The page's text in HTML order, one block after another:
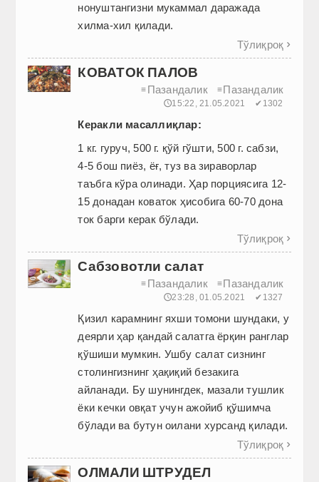
нонуштангизни мукаммал даражада
хилма-хил қилади.
Тўлиқроқ 
КОВАТОК ПАЛОВ
≡ Пазандалик ≡Пазандалик
🕔15:22, 21.05.2021 ✔1302
Керакли масаллиқлар:
1 кг. гуруч, 500 г. қўй гўшти, 500 г. сабзи,
4-5 бош пиёз, ёғ, туз ва зираворлар
таъбга кўра олинади. Ҳар порциясига 12-
15 донадан коваток ҳисобига 60-70 дона
ток барги керак бўлади.
Тўлиқроқ 
Сабзовотли салат
≡ Пазандалик ≡Пазандалик
🕔23:28, 01.05.2021 ✔1327
Қизил карамнинг яхши томони шундаки, у
деярли ҳар қандай салатга ёрқин ранглар
қўшиши мумкин. Ушбу салат сизнинг
столингизнинг ҳақиқий безакига
айланади. Бу шунингдек, мазали тушлик
ёки кечки овқат учун ажойиб қўшимча
бўлади ва бутун оилани хурсанд қилади.
Тўлиқроқ 
ОЛМАЛИ ШТРУДЕЛ